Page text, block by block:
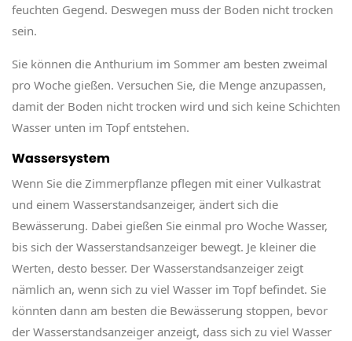
feuchten Gegend. Deswegen muss der Boden nicht trocken
sein.
Sie können die Anthurium im Sommer am besten zweimal
pro Woche gießen. Versuchen Sie, die Menge anzupassen,
damit der Boden nicht trocken wird und sich keine Schichten
Wasser unten im Topf entstehen.
Wassersystem
Wenn Sie die Zimmerpflanze pflegen mit einer Vulkastrat
und einem Wasserstandsanzeiger, ändert sich die
Bewässerung. Dabei gießen Sie einmal pro Woche Wasser,
bis sich der Wasserstandsanzeiger bewegt. Je kleiner die
Werten, desto besser. Der Wasserstandsanzeiger zeigt
nämlich an, wenn sich zu viel Wasser im Topf befindet. Sie
könnten dann am besten die Bewässerung stoppen, bevor
der Wasserstandsanzeiger anzeigt, dass sich zu viel Wasser